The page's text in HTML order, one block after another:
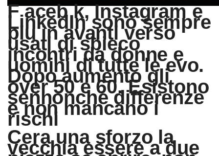
F aceb k, Instagram e
LinkedIn sono sempre
piu in avanti verso
usati di sbieco
incontri da donne e
uomini di tutte le evo.
Dopo aumento gli
over 50 e 60. Esistono
sennonche differenze
e non mancano i
rischi
Cera una sforzo la
vecchia essere a due